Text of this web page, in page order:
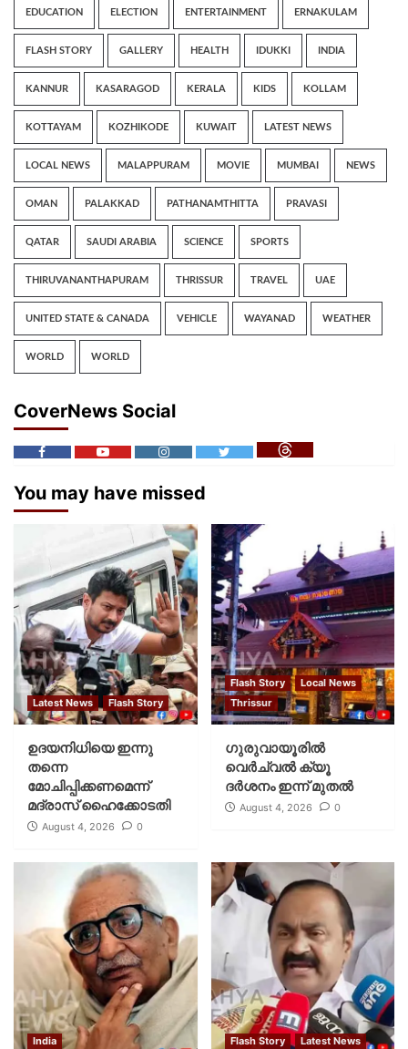
EDUCATION ELECTION ENTERTAINMENT ERNAKULAM
FLASH STORY GALLERY HEALTH IDUKKI INDIA
KANNUR KASARAGOD KERALA KIDS KOLLAM
KOTTAYAM KOZHIKODE KUWAIT LATEST NEWS
LOCAL NEWS MALAPPURAM MOVIE MUMBAI NEWS
OMAN PALAKKAD PATHANAMTHITTA PRAVASI
QATAR SAUDI ARABIA SCIENCE SPORTS
THIRUVANANTHAPURAM THRISSUR TRAVEL UAE
UNITED STATE & CANADA VEHICLE WAYANAD WEATHER
WORLD WORLD
CoverNews Social
You may have missed
Latest News Flash Story
ഉദയനിധിയെ ഇന്നു
തന്നെ
മോചിപ്പിക്കണമെന്ന്
മദ്രാസ് ഹൈക്കോടതി
August 4, 2026 0
Flash Story
Local News
Thrissur
ഗുരുവായൂരില്‍
വെര്‍ച്വല്‍ ക്യൂ
ദര്‍ശനം ഇന്ന് മുതല്‍
August 4, 2026 0
India Flash Story Latest News